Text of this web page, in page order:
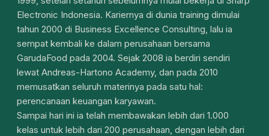
Electronic Indonesia. Kariernya di dunia training dimulai
tahun 2000 di Business Excellence Consulting, lalu ia
sempat kembali ke dalam perusahaan bersama
GarudaFood pada 2004. Sejak 2008 ia berdiri sendiri
lewat Andreas-Hartono Academy, dan pada 2010
memusatkan seluruh materinya pada satu hal:
perencanaan keuangan karyawan.
Sampai hari ini ia telah membawakan lebih dari 1.000
kelas untuk lebih dari 200 perusahaan, dengan lebih dari